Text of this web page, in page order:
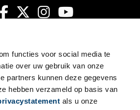
functies voor social media te
over uw gebruik van onze
partners kunnen deze gegevens
hebben verzameld op basis van
als u onze